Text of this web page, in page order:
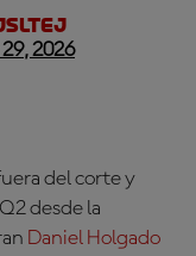
29, 2026
del corte y
desde la
Daniel Holgado